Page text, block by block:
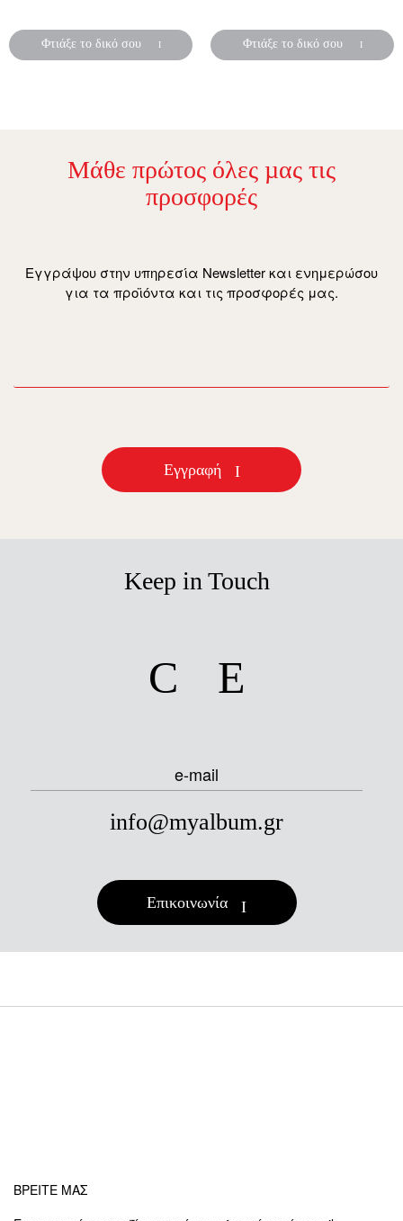
Φτιάξε το δικό σου Φτιάξε το δικό σου
Μάθε πρώτος όλες µας τις
προσφορές
Εγγράψου στην υπηρεσία Newsletter και ενημερώσου
για τα προϊόντα και τις προσφορές μας.
Εγγραφή
Keep in Touch
e-mail
info@myalbum.gr
Επικοινωνία
ΒΡΕΙΤΕ ΜΑΣ